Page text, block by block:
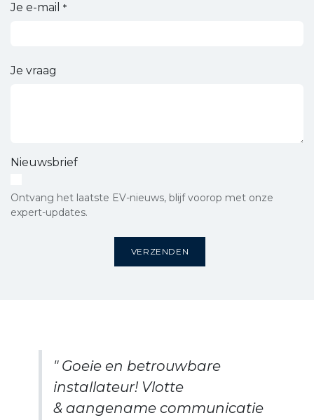
Je e-mail *
Je vraag
Nieuwsbrief
Ontvang het laatste EV-nieuws, blijf voorop met onze
expert-updates.
VERZENDEN
" Goeie en betrouwbare
installateur! Vlotte
& aangename communicatie